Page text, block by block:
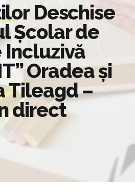
Deschise
Școlar de
Incluzivă
Oradea și
Tileagd –
direct